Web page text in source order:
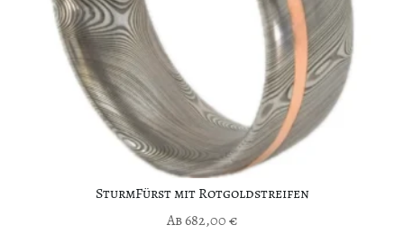
SturmFürst mit Rotgoldstreifen
Ab682,00€